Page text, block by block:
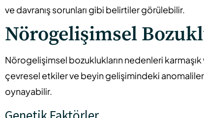
ve davranış sorunları gibi belirtiler görülebilir.
Nörogelişimsel
Nörogelişimsel bozuklukların nedenleri
çevresel etkiler ve beyin gelişimindeki anomaliler
oynayabilir.